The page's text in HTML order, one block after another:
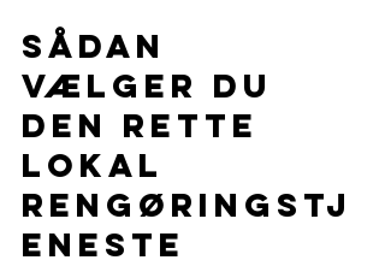
Sådan
vælger du
den rette
lokal
rengøringstj
eneste